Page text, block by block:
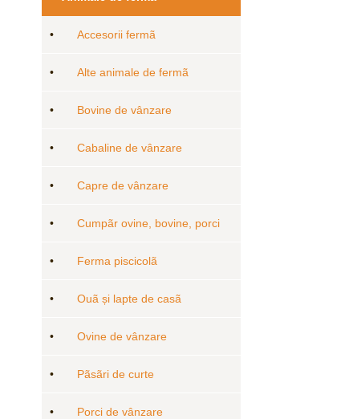
• Accesorii fermã
• Alte animale de fermã
• Bovine de vânzare
• Cabaline de vânzare
• Capre de vânzare
• Cumpãr ovine, bovine, porci
• Ferma piscicolã
• Ouã și lapte de casã
• Ovine de vânzare
• Pãsãri de curte
• Porci de vânzare